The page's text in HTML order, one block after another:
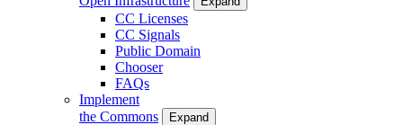
CC Licenses
CC Signals
Public Domain
Chooser
FAQs
Implement
the Commons
Expand